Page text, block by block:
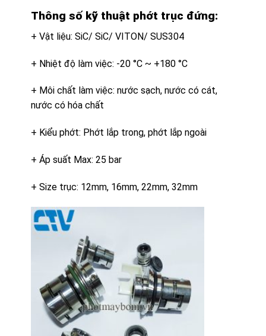
Thông số kỹ thuật phớt trục đứng:
+ Vật liệu: SiC/ SiC/ VITON/ SUS304
+ Nhiệt độ làm việc: -20 °C ~ +180 °C
+ Môi chất làm việc: nước sạch, nước có cát,
nước có hóa chất
+ Kiểu phớt: Phớt lắp trong, phớt lắp ngoài
+ Áp suất Max: 25 bar
+ Size trục: 12mm, 16mm, 22mm, 32mm